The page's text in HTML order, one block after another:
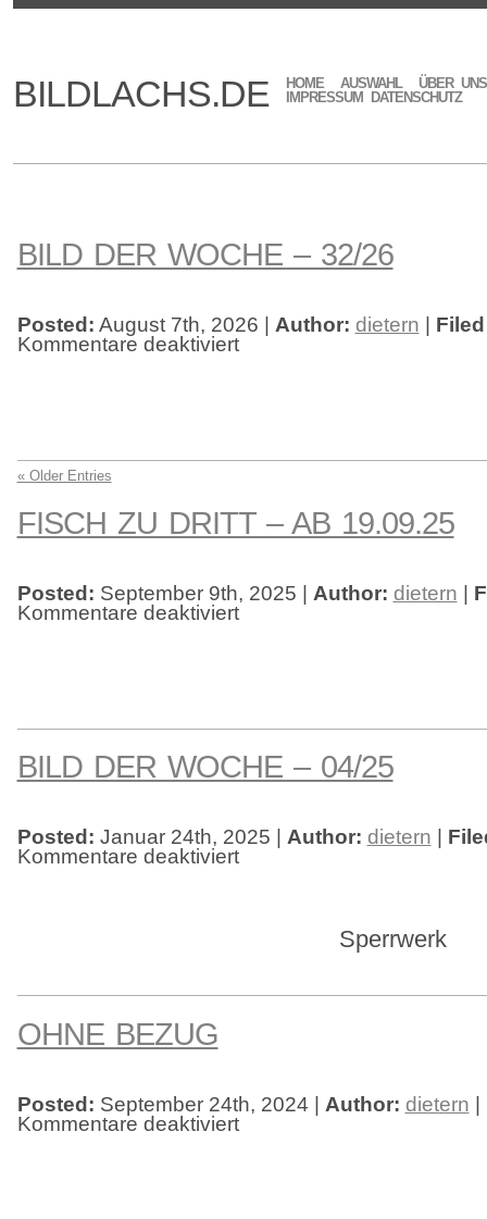
BILDLACHS.DE HOME AUSWAHL
ÜBER UNS
IMPRESSUM DATENSCHUTZ
BILD DER WOCHE – 32/26
Posted: August 7th, 2026 | Author: dietern
Kommentare deaktiviertfür
Bild
« Older Entries
FISCH ZU DRITT – AB 19.09.25
Posted: September 9th, 2025 | Author: dietern |
Kommentare deaktiviertfür
Fisch
BILD DER WOCHE – 04/25
Posted: Januar 24th, 2025 | Author: dietern
Kommentare deaktiviertfür
Bild
Sperrwerk
OHNE BEZUG
Posted: September 24th, 2024 | Author: dietern |
Kommentare deaktiviertfür
Ohne